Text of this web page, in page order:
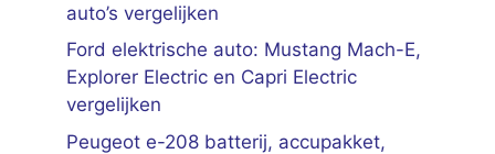
auto’s vergelijken
Ford elektrische auto: Mustang Mach-E,
Explorer Electric en Capri Electric
vergelijken
Peugeot e-208 batterij, accupakket,